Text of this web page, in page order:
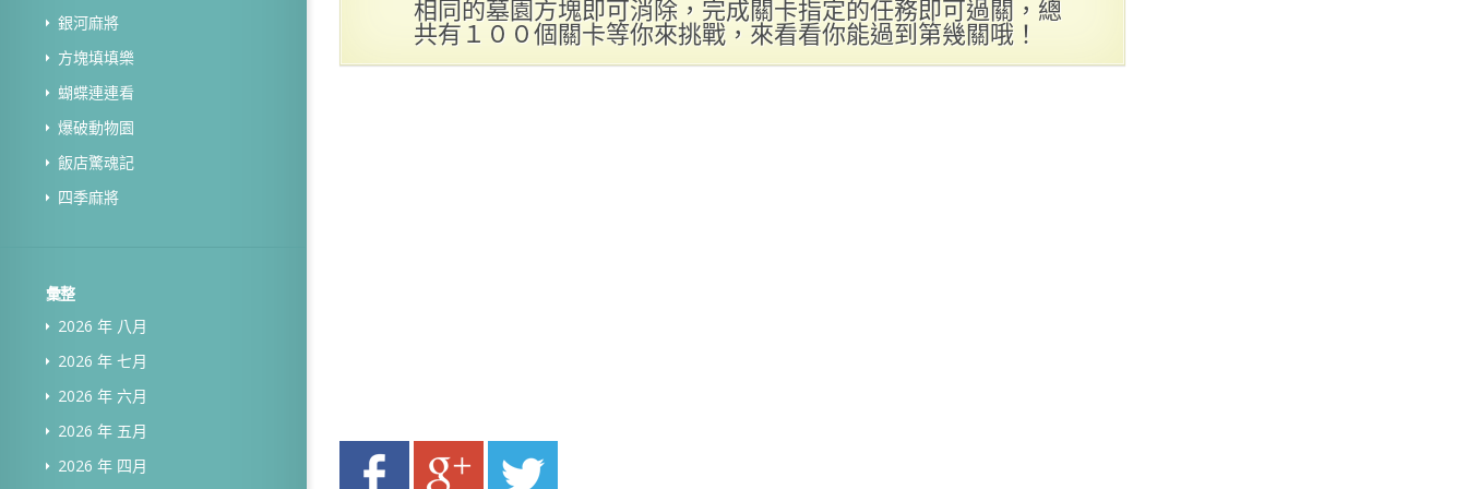
銀河麻將
方塊填填樂
蝴蝶連連看
爆破動物園
飯店驚魂記
四季麻將
彙整
2026 年 八月
2026 年 七月
2026 年 六月
2026 年 五月
2026 年 四月
相同的墓園方塊即可消除，完成關卡指定的任務即可過關，總
共有１００個關卡等你來挑戰，來看看你能過到第幾關哦！